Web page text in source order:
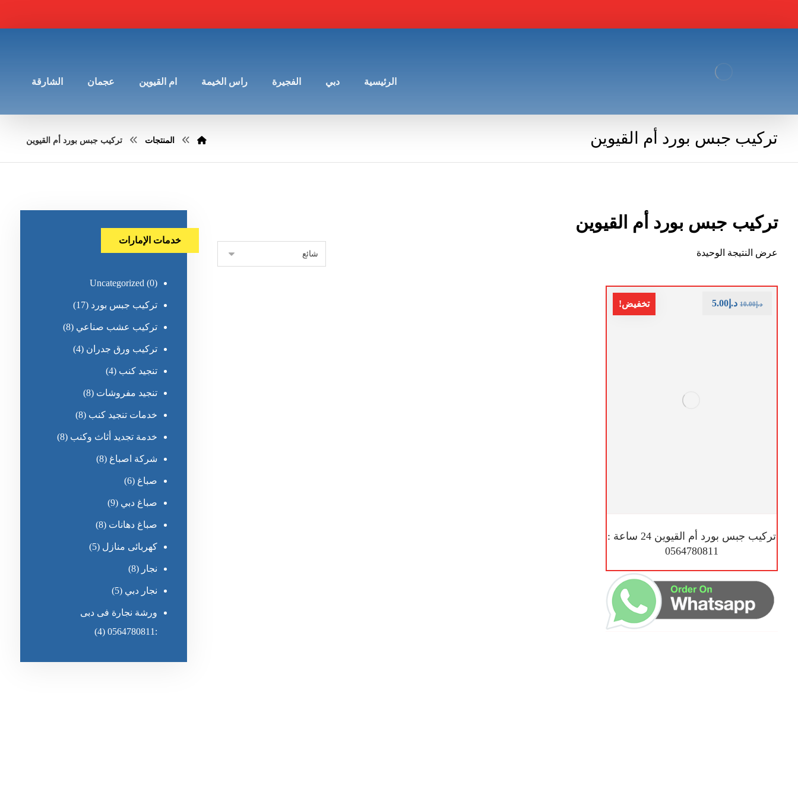
الرئيسية دبي الفجيرة راس الخيمة ام القيوين عجمان الشارقة
تركيب جبس بورد أم القيوين المنتجات تركيب جبس بورد أم القيوين
تركيب جبس بورد أم القيوين
عرض النتيجة الوحيدة
تخفيض!
تركيب جبس بورد أم القيوين 24 ساعة :
0564780811
د.إ10.00 د.إ 5.00
خدمات الإمارات
Uncategorized (0)
تركيب جبس بورد (17)
تركيب عشب صناعي (8)
تركيب ورق جدران (4)
تنجيد كنب (4)
تنجيد مفروشات (8)
خدمات تنجيد كنب (8)
خدمة تجديد أثاث وكنب (8)
شركة اصباغ (8)
صباغ (6)
صباغ دبي (9)
صباغ دهانات (8)
كهربائى منازل (5)
نجار (8)
نجار دبي (5)
ورشة نجارة فى دبى
:0564780811
(4)